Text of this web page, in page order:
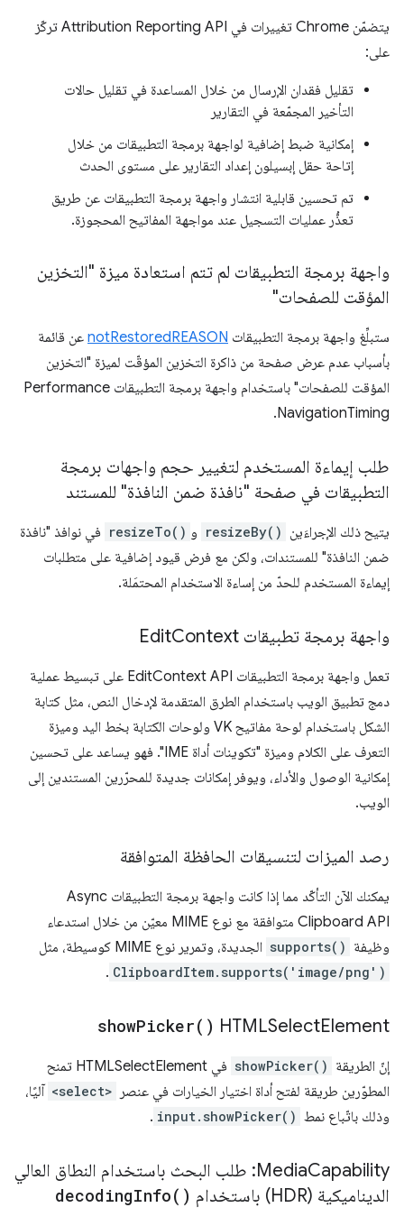
يتضمّن Chrome تغييرات في Attribution Reporting API تركّز
على:
تقليل فقدان الإرسال من خلال المساعدة في تقليل حالات
التأخير المجمّعة في التقارير
إمكانية ضبط إضافية لواجهة برمجة التطبيقات من خلال
إتاحة حقل إبسيلون إعداد التقارير على مستوى الحدث
تم تحسين قابلية انتشار واجهة برمجة التطبيقات عن طريق
تعذُّر عمليات التسجيل عند مواجهة المفاتيح المحجوزة.
واجهة برمجة التطبيقات لم تتم استعادة ميزة "التخزين
المؤقت للصفحات"
ستبلِّغ واجهة برمجة التطبيقات notRestoredREASON عن قائمة
بأسباب عدم عرض صفحة من ذاكرة التخزين المؤقّت لميزة "التخزين
المؤقت للصفحات" باستخدام واجهة برمجة التطبيقات Performance
NavigationTiming.
طلب إيماءة المستخدم لتغيير حجم واجهات برمجة
التطبيقات في صفحة "نافذة ضمن النافذة" للمستند
يتيح ذلك الإجراءَين resizeBy() و resizeTo() في نوافذ "نافذة
ضمن النافذة" للمستندات، ولكن مع فرض قيود إضافية على متطلبات
إيماءة المستخدم للحدّ من إساءة الاستخدام المحتمَلة.
واجهة برمجة تطبيقات Edit Context
تعمل واجهة برمجة التطبيقات EditContext API على تبسيط عملية
دمج تطبيق الويب باستخدام الطرق المتقدمة لإدخال النص، مثل كتابة
الشكل باستخدام لوحة مفاتيح VK ولوحات الكتابة بخط اليد وميزة
التعرف على الكلام وميزة "تكوينات أداة IME". فهو يساعد على تحسين
إمكانية الوصول والأداء، ويوفر إمكانات جديدة للمحرّرين المستندين إلى
الويب.
رصد الميزات لتنسيقات الحافظة المتوافقة
يمكنك الآن التأكّد مما إذا كانت واجهة برمجة التطبيقات Async
Clipboard API متوافقة مع نوع MIME معيّن من خلال استدعاء
وظيفة supports() الجديدة، وتمرير نوع MIME كوسيطة، مثل
ClipboardItem.supports('image/png')
.
HTMLSelectElement
showPicker( )
إنّ الطريقة showPicker()
في HTMLSelectElement تمنح
المطوّرين طريقة لفتح أداة اختيار الخيارات في عنصر
<select> آليًا،
وذلك باتّباع نمط input.showPicker()
.
MediaCapability: طلب البحث باستخدام النطاق العالي
الديناميكية (HDR) باستخدام
decodingInfo( )